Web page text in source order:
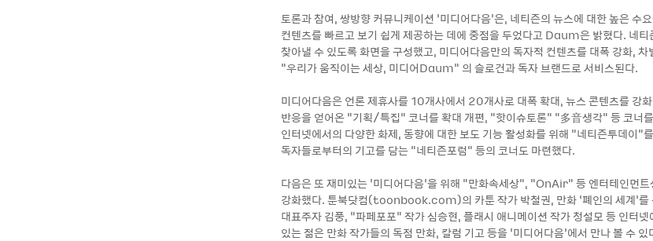
토론과 참여, 쌍방향 커뮤니케이션 ‘미디어다음’은, 네티즌의 뉴스에 대한 높은 수
컨텐츠를 빠르고 보기 쉽게 제공하는 데에 중점을 두었다고 Daum은 밝혔다. 네티
찾아낼 수 있도록 화면을 구성했고, 미디어다음만의 독자적 컨텐츠를 대폭 강화,
"우리가 움직이는 세상, 미디어Daum" 의 슬로건과 독자 브랜드로 서비스된다.
미디어다음은 언론 제휴사를 10개사에서 20개사로 대폭 확대, 뉴스 콘텐츠를 강
반응을 얻어온 “기획/특집“ 코너를 확대 개편, "핫이슈토론" "多音생각" 등 코너
인터넷에서의 다양한 화제, 동향에 대한 보도 기능 활성화를 위해 "네티즌투데이"
독자들로부터의 기고를 담는 "네티즌포럼" 등의 코너도 마련했다.
다음은 또 재미있는 ‘미디어다음’을 위해 "만화속세상", "OnAir" 등 엔터테인먼트
강화했다. 툰북닷컴(toonbook.com)의 카툰 작가 박철권, 만화 ‘폐인의 세계’를
대표주자 김풍, “파페포포“ 작가 심승현, 플래시 애니메이션 작가 청설모 등 인터
있는 젊은 만화 작가들의 독점 만화, 칼럼 기고 등을 ‘미디어다음’에서 만나 볼 수 있